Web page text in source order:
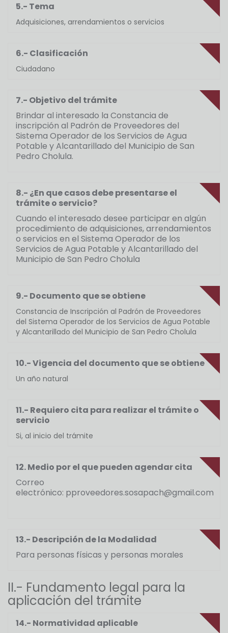
5.- Tema
Adquisiciones, arrendamientos o servicios
6.- Clasificación
Ciudadano
7.- Objetivo del trámite
Brindar al interesado la Constancia de
inscripción al Padrón de Proveedores del
Sistema Operador de los Servicios de Agua
Potable y Alcantarillado del Municipio de San
Pedro Cholula.
8.- ¿En que casos debe presentarse el
trámite o servicio?
Cuando el interesado desee participar en algún
procedimiento de adquisiciones, arrendamientos
o servicios en el Sistema Operador de los
Servicios de Agua Potable y Alcantarillado del
Municipio de San Pedro Cholula
9.- Documento que se obtiene
Constancia de Inscripción al Padrón de Proveedores
del Sistema Operador de los Servicios de Agua Potable
y Alcantarillado del Municipio de San Pedro Cholula
10.- Vigencia del documento que se obtiene
Un año natural
11.- Requiero cita para realizar el trámite o
servicio
Si, al inicio del trámite
12. Medio por el que pueden agendar cita
Correo
electrónico: pproveedores.sosapach@gmail.com
13.- Descripción de la Modalidad
Para personas físicas y personas morales
II.- Fundamento legal para la
aplicación del trámite
14.- Normatividad aplicable